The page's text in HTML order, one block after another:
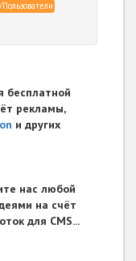
бесплатной
рекламы,
и других
нас любой
на счёт
для CMS...